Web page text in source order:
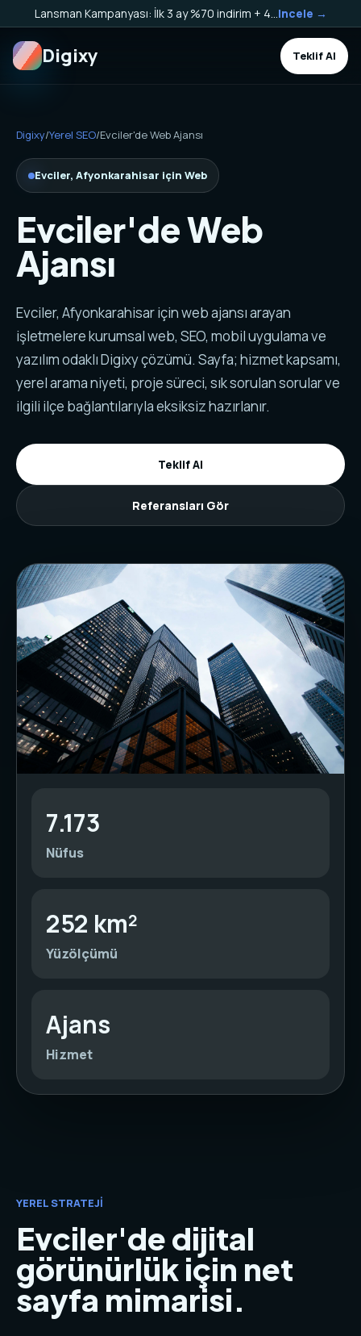
Incele →
Digixy Teklif Al
Digixy/Yerel SEO/Evciler'de Web Ajansı
Evciler, Afyonkarahisar için Web
Evciler'de Web
Ajansı
Evciler, Afyonkarahisar için web ajansı arayan
işletmelere kurumsal web, SEO, mobil uygulama ve
yazılım odaklı Digixy çözümü. Sayfa; hizmet kapsamı,
yerel arama niyeti, proje süreci, sık sorulan sorular ve
ilgili ilçe bağlantılarıyla eksiksiz hazırlanır.
Teklif Al
Referansları Gör
7.173
Nüfus
252 km²
Yüzölçümü
Ajans
Hizmet
YEREL STRATEJI
Evciler'de dijital
görünürlük için net
sayfa mimarisi.